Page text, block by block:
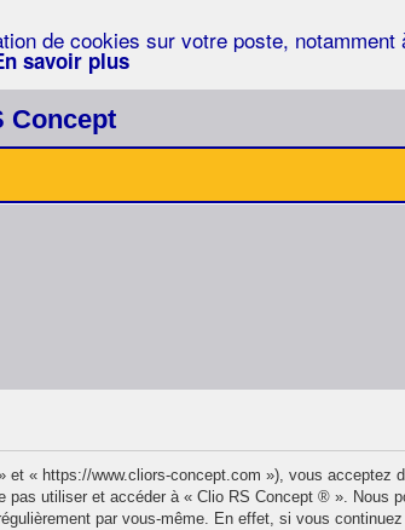
de cookies sur votre poste,
savoir plus
« https://www.cliors-concept.com »), vous acceptez
utiliser et accéder à « Clio RS Concept ® ». Nous
par vous-même. En effet, si vous